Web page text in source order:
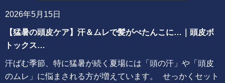
2026年5月15日
【猛暑の頭皮ケア】汗＆ムレで髪がぺたんこに…｜頭皮ボ
トックス…
汗ばむ季節、特に猛暑が続く夏場には「頭の汗」や「頭皮
のムレ」に悩まされる方が増えています。 せっかくセット